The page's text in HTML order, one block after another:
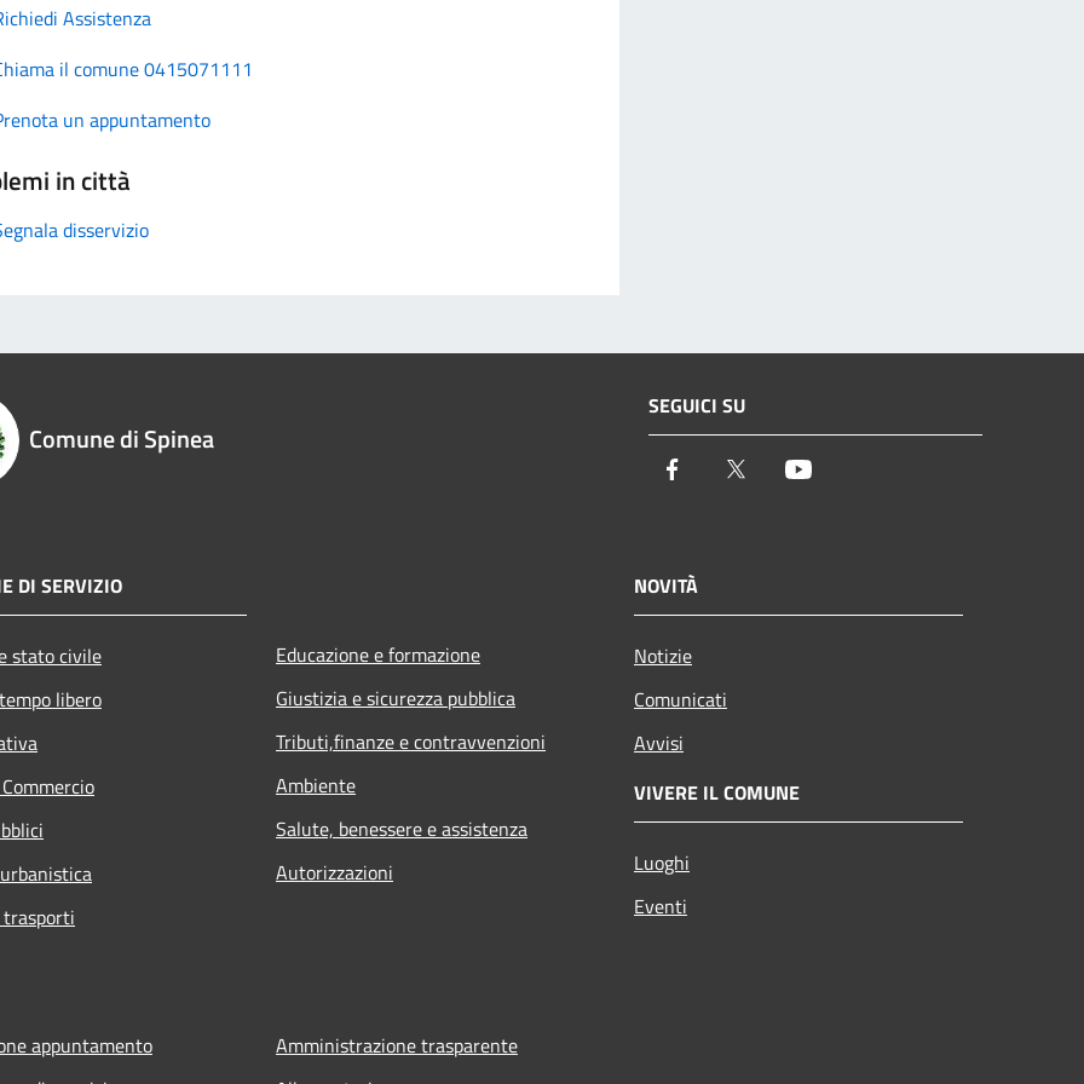
Assistenza
il comune 0415071111
un appuntamento
in città
disservizio
Comune di Spinea
SEGUICI SU
Facebook Twitter
DI SERVIZIO
stato civile
libero
Educazione e formazione
Giustizia e sicurezza pubblica
Tributi,finanze e contravvenzioni
Ambiente
Salute, benessere e assistenza
Autorizzazioni
NOVITÀ
Notizie
Comunicati
Avvisi
VIVERE IL COMUNE
Luoghi
Eventi
appuntamento
Amministrazione trasparente